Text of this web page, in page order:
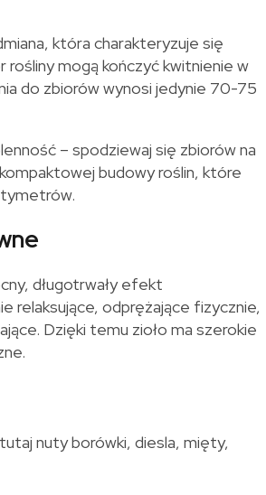
która charakteryzuje się
mogą kończyć kwitnienie w
do zbiorów wynosi jedynie 70-75
– spodziewaj się zbiorów na
budowy roślin, które
długotrwały efekt
relaksujące, odprężające fizycznie,
Dzięki temu zioło ma szerokie
nuty borówki, diesla, mięty,